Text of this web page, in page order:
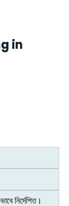
in
নির্দেশিত।